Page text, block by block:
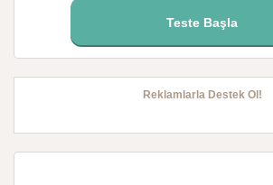
Teste Başla
Reklamlarla Destek Ol!